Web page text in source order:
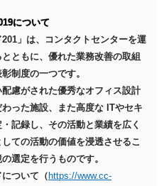
について
」は、コンタクトセンターを運
ともに、優れた業務改善の取組
制度の一つです。
慮がされた優秀なオフィス設計
った施設、また高度な ITやセキ
記録し、その活動と業績を広く
ての活動の価値を浸透させるこ
選定を行うものです。
ついて（ https://www.cc-